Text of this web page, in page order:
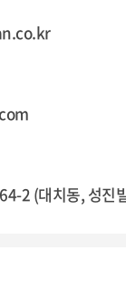
2 (대치동, 성진